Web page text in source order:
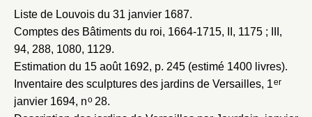
Liste de Louvois du 31 janvier 1687.
Comptes des Bâtiments du roi, 1664-1715, II, 1175 ; III,
94, 288, 1080, 1129.
Estimation du 15 août 1692, p. 245 (estimé 1400 livres).
Inventaire des sculptures des jardins de Versailles, 1er
janvier 1694, no28.